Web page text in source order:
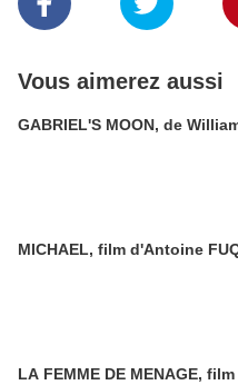
Vous aimerez aussi
GABRIEL'S MOON, de
MICHAEL, film d'Antoine
LA FEMME DE MENAGE,